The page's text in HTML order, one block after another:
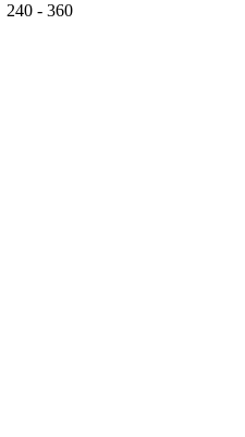
240 - 360